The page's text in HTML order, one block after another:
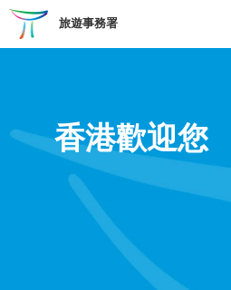
跳至主要內容
旅遊事務署
香港歡迎您